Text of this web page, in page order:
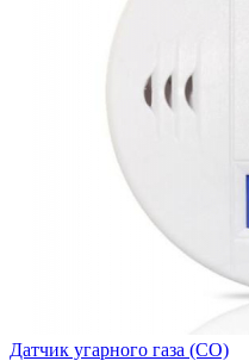
Датчик угарного газа (СО)